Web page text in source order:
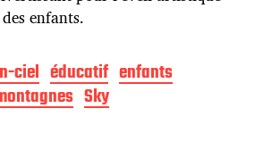
enfants.
ciel éducatif enfants
Sky